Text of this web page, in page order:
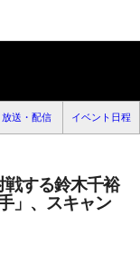
放送・配信 イベント日程
戦する鈴木千裕
」、スキャン